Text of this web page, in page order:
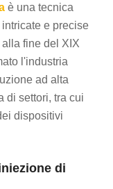
è una tecnica
e precise
fine del XIX
l'industria
ad alta
di settori, tra cui
dispositivi
di